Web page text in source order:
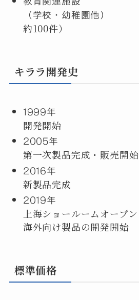
（学校・幼稚園他）
約100件）
キララ開発史
1999年
開発開始
2005年
第一次製品完成・販売開始
2016年
新製品完成
2019年
上海ショールームオープン
海外向け製品の開発開始
標準価格